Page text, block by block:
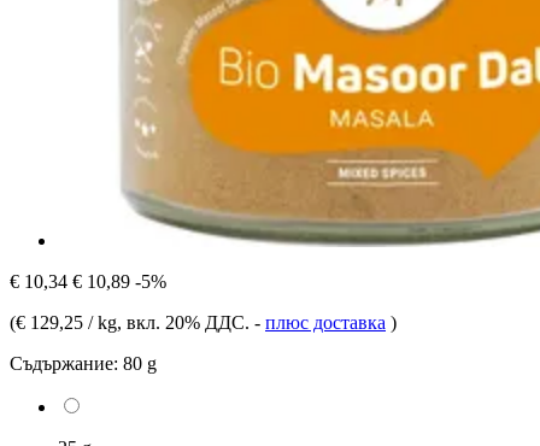
€ 10,34 € 10,89 -5%
(€ 129,25 / kg, вкл. 20% ДДС. - плюс доставка )
Съдържание: 80 g